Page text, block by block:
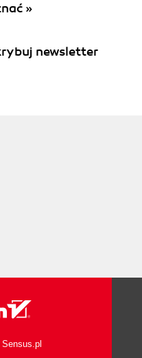
»
newsletter
Sensus.pl